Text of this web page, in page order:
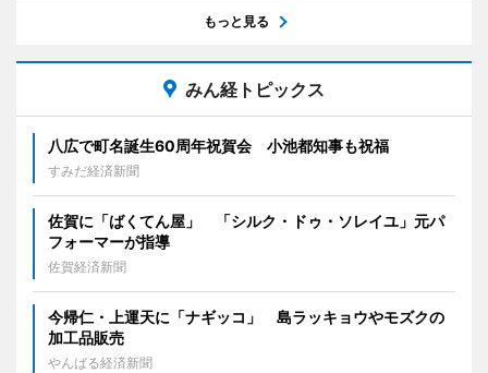
もっと見る
みん経トピックス
八広で町名誕生60周年祝賀会 小池都知事も祝福
すみだ経済新聞
佐賀に「ばくてん屋」 「シルク・ドゥ・ソレイユ」元パ
フォーマーが指導
佐賀経済新聞
今帰仁・上運天に「ナギッコ」 島ラッキョウやモズクの
加工品販売
やんばる経済新聞